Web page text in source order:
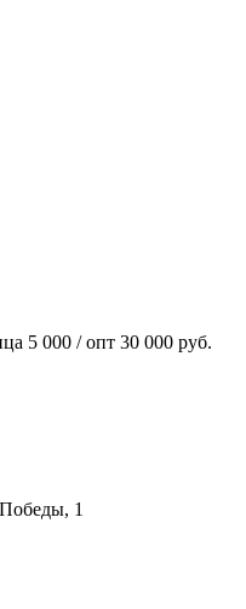
5 000 / опт 30 000 руб.
1